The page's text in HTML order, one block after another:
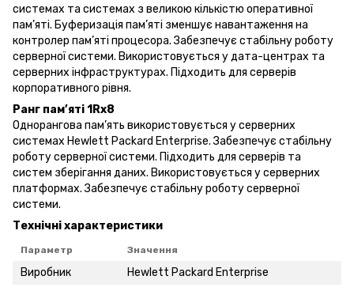
системах та системах з великою кількістю оперативної
пам’яті. Буферизація пам’яті зменшує навантаження на
контролер пам’яті процесора. Забезпечує стабільну роботу
серверної системи. Використовується у дата-центрах та
серверних інфраструктурах. Підходить для серверів
корпоративного рівня.
Ранг пам’яті 1Rx8
Однорангова пам’ять використовується у серверних
системах Hewlett Packard Enterprise. Забезпечує стабільну
роботу серверної системи. Підходить для серверів та
систем зберігання даних. Використовується у серверних
платформах. Забезпечує стабільну роботу серверної
системи.
Технічні характеристики
Параметр Значення
Виробник
Hewlett Packard Enterprise